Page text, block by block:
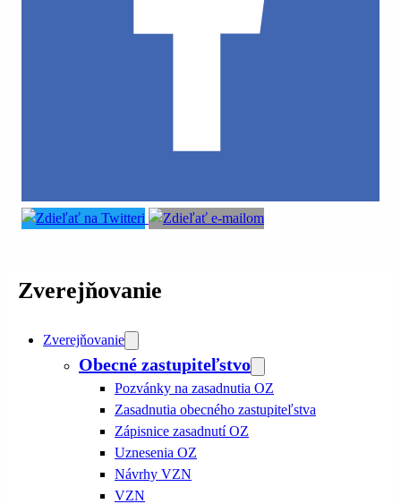
Zverejňovanie
Zverejňovanie
Obecné zastupiteľstvo
Pozvánky na zasadnutia OZ
Zasadnutia obecného zastupiteľstva
Zápisnice zasadnutí OZ
Uznesenia OZ
Návrhy VZN
VZN